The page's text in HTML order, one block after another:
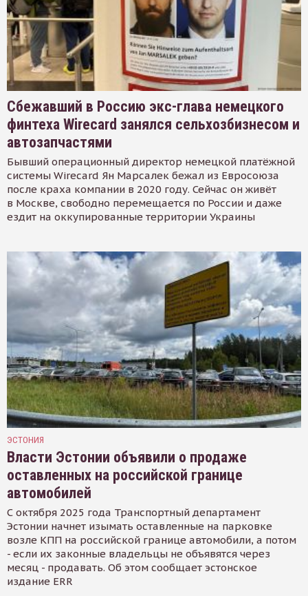
Сбежавший в Россию экс-глава немецкого
финтеха Wirecard занялся сельхозбизнесом и
автозапчастями
Бывший операционный директор немецкой платёжной
системы Wirecard Ян Марсалек бежал из Евросоюза
после краха компании в 2020 году. Сейчас он живёт
в Москве, свободно перемещается по России и даже
ездит на оккупированные территории Украины
ЭСТОНИЯ
Власти Эстонии объявили о продаже
оставленных на российской границе
автомобилей
С октября 2025 года Транспортный департамент
Эстонии начнет изымать оставленные на парковке
возле КПП на российской границе автомобили, а потом
- если их законные владельцы не объявятся через
месяц - продавать. Об этом сообщает эстонское
издание ERR